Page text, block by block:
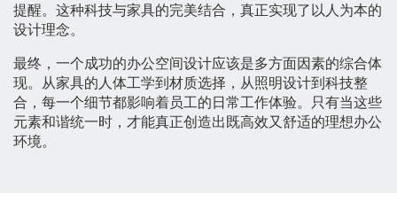
提醒。这种科技与家具的完美结合，真正实现了以人为本的
设计理念。
最终，一个成功的办公空间设计应该是多方面因素的综合体
现。从家具的人体工学到材质选择，从照明设计到科技整
合，每一个细节都影响着员工的日常工作体验。只有当这些
元素和谐统一时，才能真正创造出既高效又舒适的理想办公
环境。